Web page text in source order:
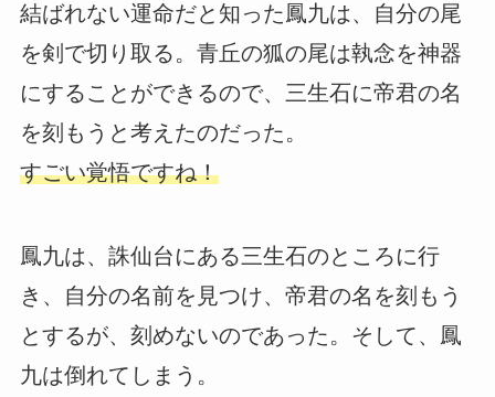
結ばれない運命だと知った鳳九は、自分の尾
を剣で切り取る。青丘の狐の尾は執念を神器
にすることができるので、三生石に帝君の名
を刻もうと考えたのだった。
すごい覚悟ですね！
鳳九は、誅仙台にある三生石のところに行
き、自分の名前を見つけ、帝君の名を刻もう
とするが、刻めないのであった。そして、鳳
九は倒れてしまう。